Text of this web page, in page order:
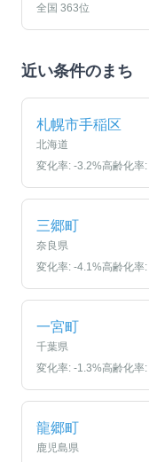
全国 363位
近い条件のまち
札幌市手稲区
北海道
変化率: -3.2%高齢化率:
三郷町
奈良県
変化率: -4.1%高齢化率:
一宮町
千葉県
変化率: -1.3%高齢化率:
龍郷町
鹿児島県